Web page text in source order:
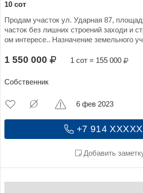
10 сот
Продам участок ул. Ударная 87,
часток без лишних строений заходи и
ом интересе.. Назначение земельного
1 550 000 1 сот = 155 000
Собственник
+7 914
Добавить
6 фев 2023